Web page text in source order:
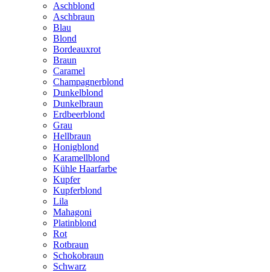
Aschblond
Aschbraun
Blau
Blond
Bordeauxrot
Braun
Caramel
Champagnerblond
Dunkelblond
Dunkelbraun
Erdbeerblond
Grau
Hellbraun
Honigblond
Karamellblond
Kühle Haarfarbe
Kupfer
Kupferblond
Lila
Mahagoni
Platinblond
Rot
Rotbraun
Schokobraun
Schwarz